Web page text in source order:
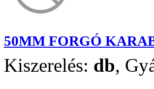
50MM FORGÓ
Kiszerelés: db,